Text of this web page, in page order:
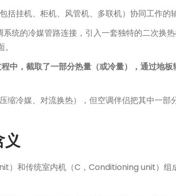
挂机、柜机、风管机、多联机）协同工作的
统的冷媒管路连接，引入一套独特的二次换
中，截取了一部分热量（或冷量），通过地板
冷媒、对流换热），但空调伴侣把其中一部
义
和传统室内机（C，Conditioning unit）组